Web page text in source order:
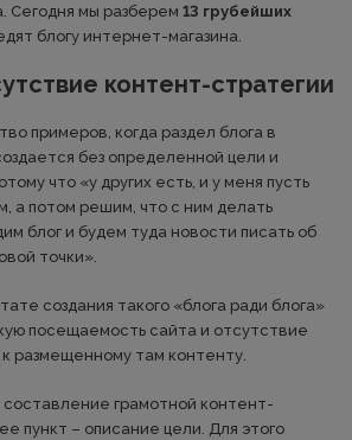
Сегодня мы разберем 13 грубейших
блогу интернет-магазина.
контент-стратегии
примеров, когда раздел блога в
без определенной цели и
что «у других есть, и у меня пусть
а потом решим, что с ним делать
блог и будем туда новости писать об
точки».
создания такого «блога ради блога»
посещаемость сайта и отсутствие
размещенному там контенту.
грамотной контент-
пункт – описание цели. Для этого